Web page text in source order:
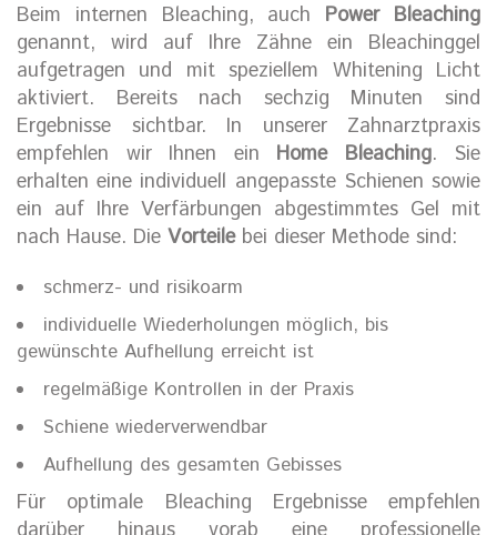
Beim internen Bleaching, auch Power Bleaching
genannt, wird auf Ihre Zähne ein Bleachinggel
aufgetragen und mit speziellem Whitening Licht
aktiviert. Bereits nach sechzig Minuten sind
Ergebnisse sichtbar. In unserer Zahnarztpraxis
empfehlen wir Ihnen ein Home Bleaching. Sie
erhalten eine individuell angepasste Schienen sowie
ein auf Ihre Verfärbungen abgestimmtes Gel mit
nach Hause. Die Vorteilebei dieser Methode sind:
schmerz- und risikoarm
individuelle Wiederholungen möglich, bis
gewünschte Aufhellung erreicht ist
regelmäßige Kontrollen in der Praxis
Schiene wiederverwendbar
Aufhellung des gesamten Gebisses
Für optimale Bleaching Ergebnisse empfehlen